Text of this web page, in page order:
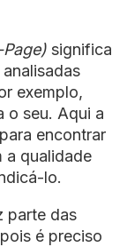
significa
exemplo,
o seu. Aqui a
encontrar
a qualidade
lo.
parte das
é preciso